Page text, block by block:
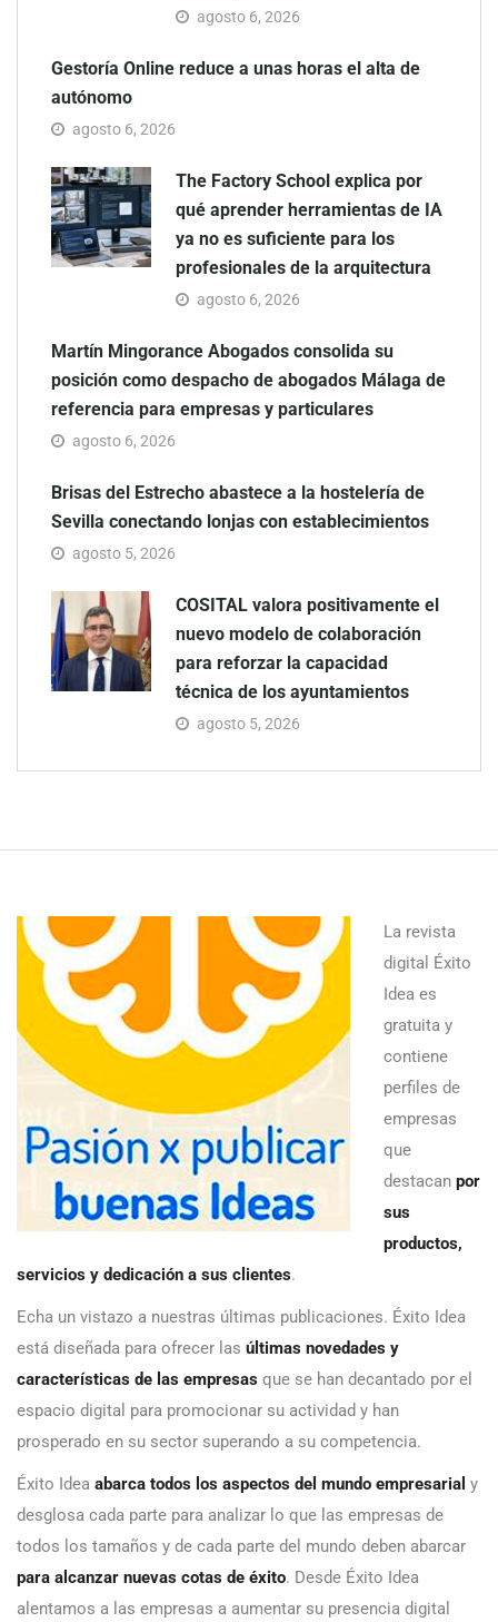
agosto 6, 2026
Gestoría Online reduce a unas horas el alta de
autónomo
agosto 6, 2026
The Factory School explica por
qué aprender herramientas de IA
ya no es suficiente para los
profesionales de la arquitectura
agosto 6, 2026
Martín Mingorance Abogados consolida su
posición como despacho de abogados Málaga de
referencia para empresas y particulares
agosto 6, 2026
Brisas del Estrecho abastece a la hostelería de
Sevilla conectando lonjas con establecimientos
agosto 5, 2026
COSITAL valora positivamente el
nuevo modelo de colaboración
para reforzar la capacidad
técnica de los ayuntamientos
agosto 5, 2026
La revista
digital Éxito
Idea es
gratuita y
contiene
perfiles de
empresas
que
destacan por
sus
productos,
servicios y dedicación a sus clientes.
Echa un vistazo a nuestras últimas publicaciones. Éxito Idea
está diseñada para ofrecer las últimas novedades y
características de las empresas que se han decantado por el
espacio digital para promocionar su actividad y han
prosperado en su sector superando a su competencia.
Éxito Idea abarca todos los aspectos del mundo empresarial y
desglosa cada parte para analizar lo que las empresas de
todos los tamaños y de cada parte del mundo deben abarcar
para alcanzar nuevas cotas de éxito. Desde Éxito Idea
alentamos a las empresas a aumentar su presencia digital